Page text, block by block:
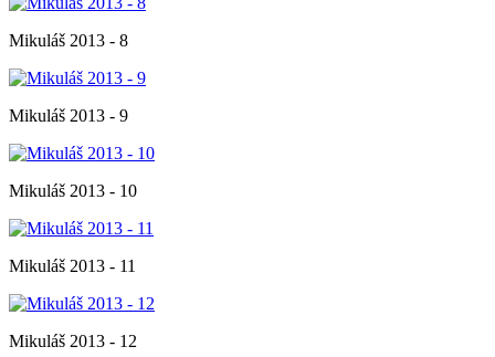
Mikuláš 2013 - 8
Mikuláš 2013 - 9
Mikuláš 2013 - 10
Mikuláš 2013 - 11
Mikuláš 2013 - 12